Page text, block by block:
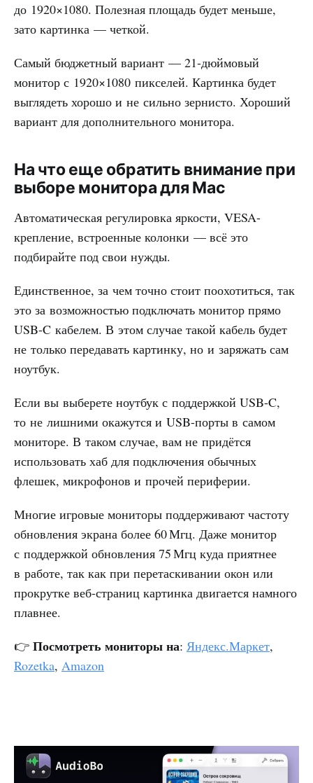
до 1920×1080. Полезная площадь будет меньше,
зато картинка — четкой.
Самый бюджетный вариант — 21-дюймовый
монитор с 1920×1080 пикселей. Картинка будет
выглядеть хорошо и не сильно зернисто. Хороший
вариант для дополнительного монитора.
На что еще обратить внимание при
выборе монитора для Mac
Автоматическая регулировка яркости, VESA-
крепление, встроенные колонки — всё это
подбирайте под свои нужды.
Единственное, за чем точно стоит поохотиться, так
это за возможностью подключать монитор прямо
USB-C кабелем. В этом случае такой кабель будет
не только передавать картинку, но и заряжать сам
ноутбук.
Если вы выберете ноутбук с поддержкой USB-C,
то не лишними окажутся и USB-порты в самом
мониторе. В таком случае, вам не придётся
использовать хаб для подключения обычных
флешек, микрофонов и прочей периферии.
Многие игровые мониторы поддерживают частоту
обновления экрана более 60 Мгц. Даже монитор
с поддержкой обновления 75 Мгц куда приятнее
в работе, так как при перетаскивании окон или
прокрутке веб-страниц картинка двигается намного
плавнее.
👉 Посмотреть мониторы на: Яндекс.Маркет,
Rozetka, Amazon